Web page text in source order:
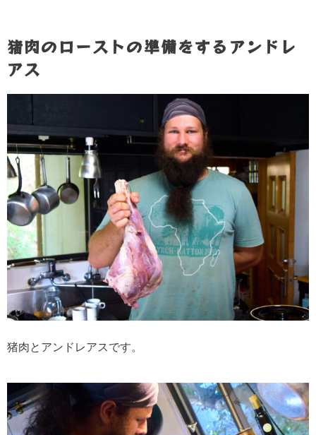
猪肉のローストの準備をするアンドレ
アス
猪肉とアンドレアスです。